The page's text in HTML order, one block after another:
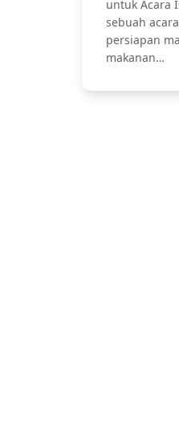
untuk Acara
sebuah
persiapan
makanan…